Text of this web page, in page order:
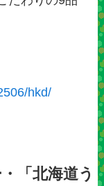
hkd/
「北海道う